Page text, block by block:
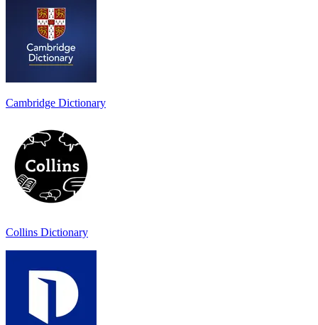
Cambridge Dictionary
Collins Dictionary